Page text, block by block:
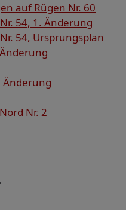
auf Rügen Nr. 60
54, 1. Änderung
54, Ursprungsplan
Änderung
Nr. 2